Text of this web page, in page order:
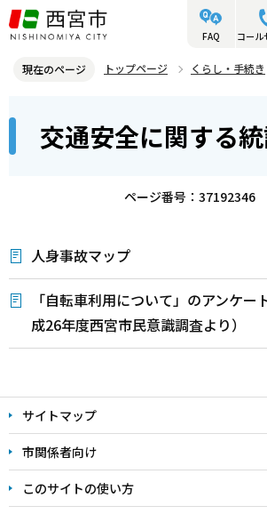
こ
の
ジ
先
FAQ コール
現在のページ トップページ くらし・手続き
こ
交通安全に関する
ページ番号：37192346
人身事故マップ
「自転車利用について」のアンケー
成26年度西宮市民意識調査より）
文
こ
こ
ま
で
サイトマップ
市関係者向け
このサイトの使い方